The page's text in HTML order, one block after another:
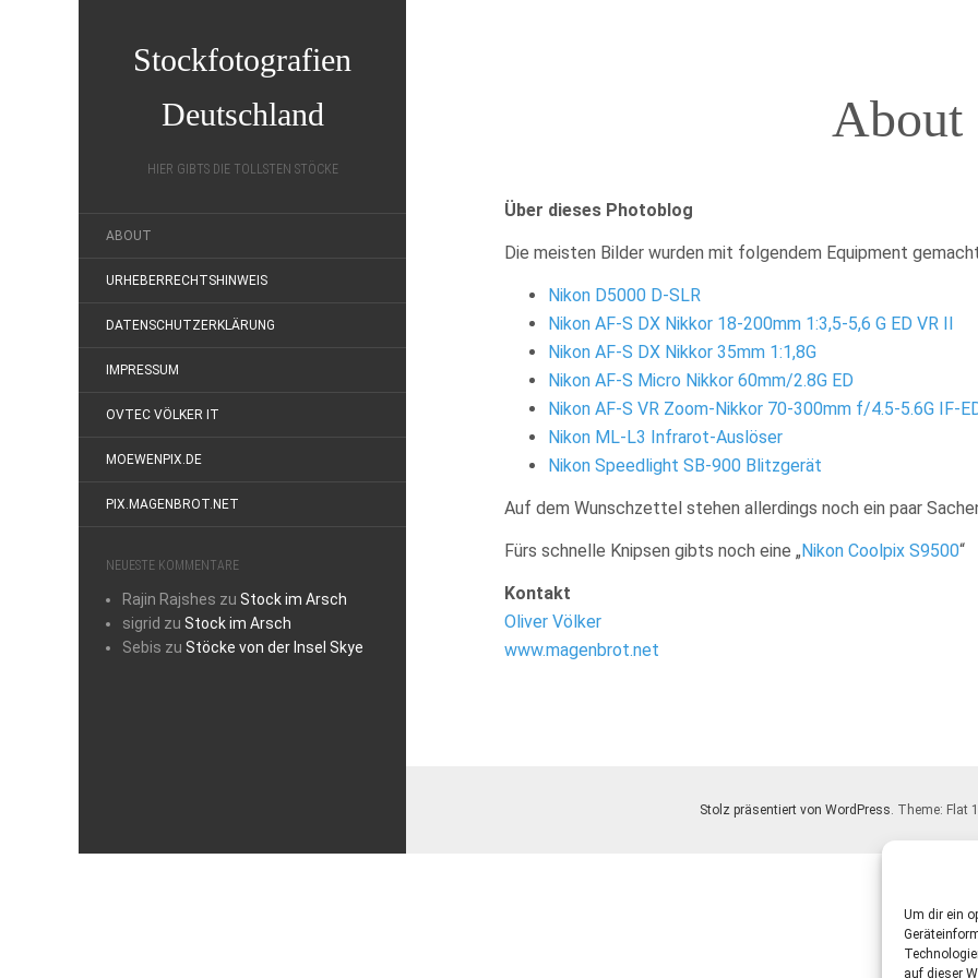
Um dir ein
auf dieser
Stockfotografien
Deutschland
HIER GIBTS DIE TOLLSTEN STÖCKE
ABOUT
URHEBERRECHTSHINWEIS
DATENSCHUTZERKLÄRUNG
IMPRESSUM
OVTEC VÖLKER IT
MOEWENPIX.DE
PIX.MAGENBROT.NET
NEUESTE KOMMENTARE
Rajin Rajshes zu Stock im Arsch
sigrid zu Stock im Arsch
Sebis zu Stöcke von der Insel Skye
About
Über dieses Photoblog
Die meisten Bilder wurden mit folgendem Equipment
Nikon D5000 D-SLR
Nikon AF-S DX Nikkor 18-200mm 1:3,5-5,6 G ED VR II
Nikon AF-S DX Nikkor 35mm 1:1,8G
Nikon AF-S Micro Nikkor 60mm/2.8G ED
Nikon AF-S VR Zoom-Nikkor 70-300mm f/4.5-5.6G IF-
Nikon ML-L3 Infrarot-Auslöser
Nikon Speedlight SB-900 Blitzgerät
Auf dem Wunschzettel stehen allerdings noch ein paar
Fürs schnelle Knipsen gibts noch eine „Nikon Coolpix S9500“
Kontakt
Oliver Völker
www.magenbrot.net
Stolz präsentiert von WordPress. Theme: Flat